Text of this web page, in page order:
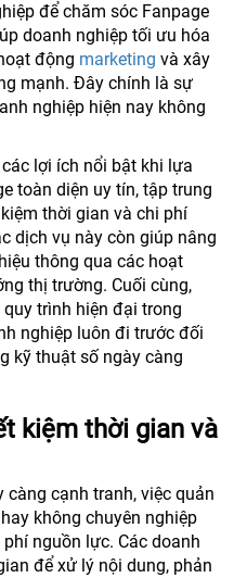
để chăm sóc Fanpage
doanh nghiệp tối ưu hóa
động marketing và xây
mạnh. Đây chính là sự
nghiệp hiện nay không
lợi ích nổi bật khi lựa
toàn diện uy tín, tập trung
thời gian và chi phí
dịch vụ này còn giúp nâng
thông qua các hoạt
thị trường. Cuối cùng,
trình hiện đại trong
nghiệp luôn đi trước đối
kỹ thuật số ngày càng
kiệm thời gian và
cạnh tranh, việc quản
không chuyên nghiệp
nguồn lực. Các doanh
để xử lý nội dung, phản